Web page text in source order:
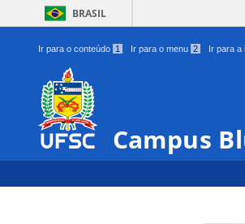
BRASIL
Ir para o conteúdo 1 Ir para o menu 2 Ir para a
Campus